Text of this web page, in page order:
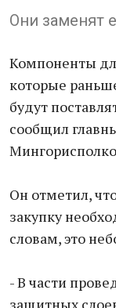
Они заменят
Компоненты
которые
будут
сообщил
Он отметил,
закупку
словам, это
- В части
защитных